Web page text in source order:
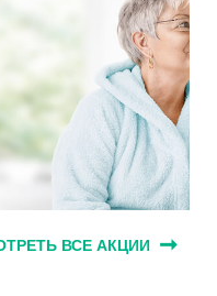
ВСЕ АКЦИИ